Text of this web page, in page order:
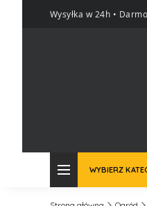
Wysyłka w 24h •
WYBIERZ